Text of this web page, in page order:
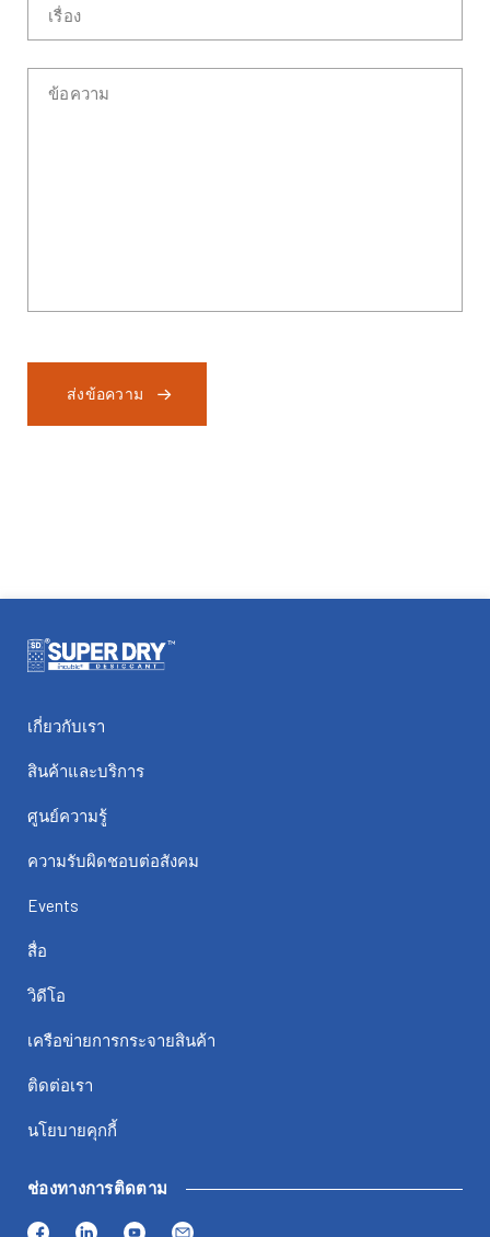
ส่งข้อความ
เกี่ยวกับเรา
สินค้าและบริการ
ศูนย์ความรู้
ความรับผิดชอบต่อสังคม
Events
สื่อ
วิดีโอ
เครือข่ายการกระจายสินค้า
ติดต่อเรา
นโยบายคุกกี้
ช่องทางการติดตาม